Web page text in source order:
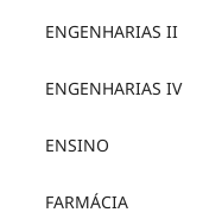
ENGENHARIAS II
ENGENHARIAS IV
ENSINO
FARMÁCIA